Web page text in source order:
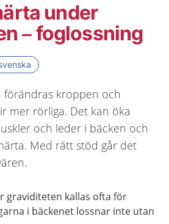
under
– foglossning
förändras kroppen och
mer rörliga. Det kan öka
och leder i bäcken och
Med rätt stöd går det
graviditeten kallas ofta för
i bäckenet lossnar inte utan